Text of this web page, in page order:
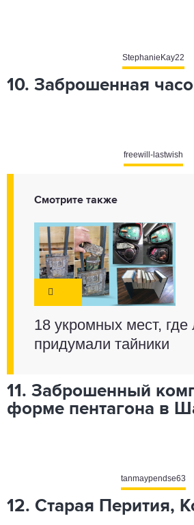
StephanieKay22
10. Заброшенная
freewill-lastwish
Смотрите также
18 укромных мест,
придумали тайники
11. Заброшенный
форме пентагона в
tanmaypendse63
12. Старая Перития,